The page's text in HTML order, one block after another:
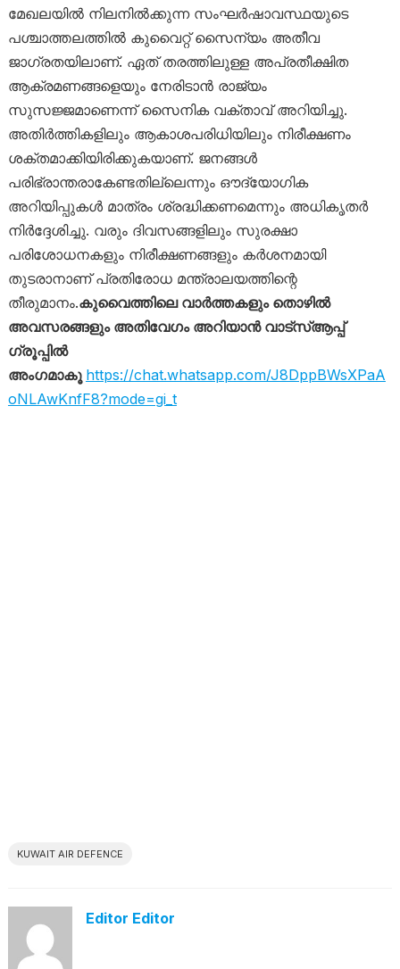
മേഖലയിൽ നിലനിൽക്കുന്ന സംഘർഷാവസ്ഥയുടെ
പശ്ചാത്തലത്തിൽ കുവൈറ്റ് സൈന്യം അതീവ
ജാഗ്രതയിലാണ്. ഏത് തരത്തിലുള്ള അപ്രതീക്ഷിത
ആക്രമണങ്ങളെയും നേരിടാൻ രാജ്യം
സുസജ്ജമാണെന്ന് സൈനിക വക്താവ് അറിയിച്ചു.
അതിർത്തികളിലും ആകാശപരിധിയിലും നിരീക്ഷണം
ശക്തമാക്കിയിരിക്കുകയാണ്. ജനങ്ങൾ
പരിഭ്രാന്തരാകേണ്ടതില്ലെന്നും ഔദ്യോഗിക
അറിയിപ്പുകൾ മാത്രം ശ്രദ്ധിക്കണമെന്നും അധികൃതർ
നിർദ്ദേശിച്ചു. വരും ദിവസങ്ങളിലും സുരക്ഷാ
പരിശോധനകളും നിരീക്ഷണങ്ങളും കർശനമായി
തുടരാനാണ് പ്രതിരോധ മന്ത്രാലയത്തിന്റെ
തീരുമാനം.കുവൈത്തിലെ വാർത്തകളും തൊഴിൽ
അവസരങ്ങളും അതിവേഗം അറിയാൻ വാട്സ്ആപ്പ്
ഗ്രൂപ്പിൽ
അംഗമാകൂ https://chat.whatsapp.com/J8DppBWsXPaA
oNLAwKnfF8?mode=gi_t
KUWAIT AIR DEFENCE
Editor Editor